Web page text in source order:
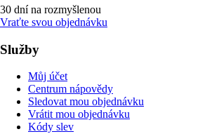
30 dní na rozmyšlenou
Vraťte svou objednávku
Služby
Můj účet
Centrum nápovědy
Sledovat mou objednávku
Vrátit mou objednávku
Kódy slev